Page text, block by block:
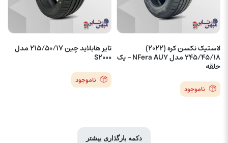
لاستیک نکسن کره (2022)
245/45/18 مدل NFera AU7 – یک
حلقه
ناموجود
تایر هابلاید چین 215/50/17 مدل
S2000
ناموجود
دکمه بارگذاری بیشتر